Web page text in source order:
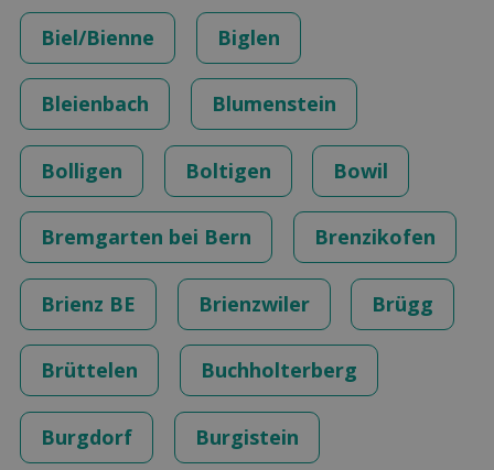
Biel/Bienne Biglen
Bleienbach Blumenstein
Bolligen Boltigen Bowil
Bremgarten bei Bern Brenzikofen
Brienz BE Brienzwiler Brügg
Brüttelen Buchholterberg
Burgdorf Burgistein